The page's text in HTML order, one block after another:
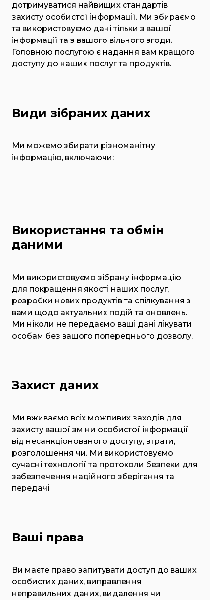
дотримуватися найвищих стандартів
захисту особистої інформації. Ми збираємо
та використовуємо дані тільки з вашої
інформації та з вашого вільного згоди.
Головною послугою є надання вам кращого
доступу до наших послуг та продуктів.
Види зібраних даних
Ми можемо збирати різноманітну
інформацію, включаючи:
Використання та обмін
даними
Ми використовуємо зібрану інформацію
для покращення якості наших послуг,
розробки нових продуктів та спілкування з
вами щодо актуальних подій та оновлень.
Ми ніколи не передаємо ваші дані лікувати
особам без вашого попереднього дозволу.
Захист даних
Ми вживаємо всіх можливих заходів для
захисту вашої зміни особистої інформації
від несанкціонованого доступу, втрати,
розголошення чи. Ми використовуємо
сучасні технології та протоколи безпеки для
забезпечення надійного зберігання та
передачі
Ваші права
Ви маєте право запитувати доступ до ваших
особистих даних, виправлення
неправильних даних, видалення чи